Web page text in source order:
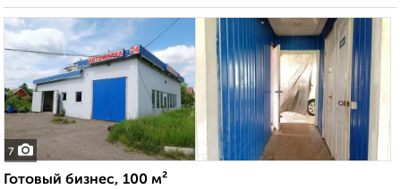
7
Готовый бизнес, 100 м²